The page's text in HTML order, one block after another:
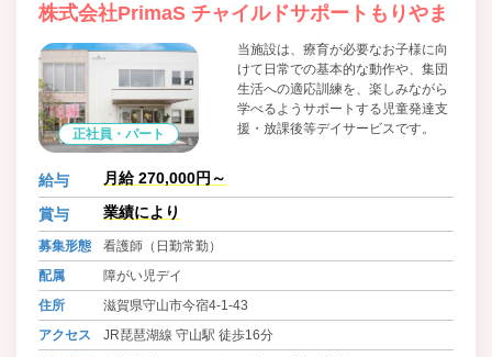
株式会社PrimaS チャイルドサポートもりやま
正社員・パート
当施設は、療育が必要なお子様に向
けて日常での基本的な動作や、集団
生活への適応訓練を、楽しみながら
学べるようサポートする児童発達支
援・放課後等デイサービスです。
給与 月給 270,000円～
賞与 業績により
募集形態
看護師（日勤常勤）
配属
障がい児デイ
住所
滋賀県守山市今宿4-1-43
アクセス
JR琵琶湖線 守山駅 徒歩16分